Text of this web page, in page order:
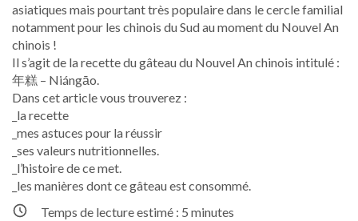
asiatiques mais pourtant très populaire dans le cercle familial
notamment pour les chinois du Sud au moment du Nouvel An
chinois !
Il s’agit de la recette du gâteau du Nouvel An chinois intitulé :
年糕 – Niángāo.
Dans cet article vous trouverez :
_la recette
_mes astuces pour la réussir
_ses valeurs nutritionnelles.
_l’histoire de ce met.
_les manières dont ce gâteau est consommé.
Temps de lecture estimé : 5 minutes